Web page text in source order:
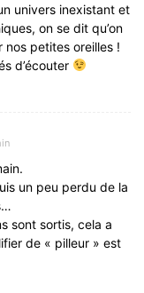
univers inexistant et
on se dit qu’on
petites oreilles !
d’écouter
un peu perdu de la
sont sortis, cela a
de « pilleur » est